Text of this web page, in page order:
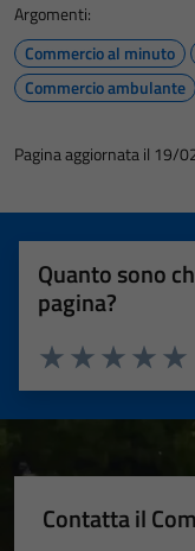
Argomenti:
Commercio al minuto
Commercio ambulante
Pagina aggiornata il 19/
Quanto sono
pagina?
Valuta
Valuta 3
Valuta 2 stelle
Valuta 1 stelle su 5
Contatta il